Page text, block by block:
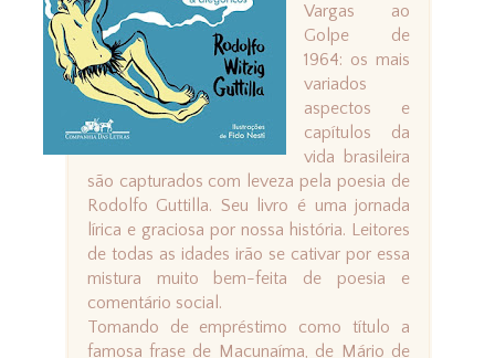
Vargas ao
Golpe de
1964: os mais
variados
aspectos e
capítulos da
vida brasileira
são capturados com leveza pela poesia de
Rodolfo Guttilla. Seu livro é uma jornada
lírica e graciosa por nossa história. Leitores
de todas as idades irão se cativar por essa
mistura muito bem-feita de poesia e
comentário social.
Tomando de empréstimo como título a
famosa frase de Macunaíma, de Mário de